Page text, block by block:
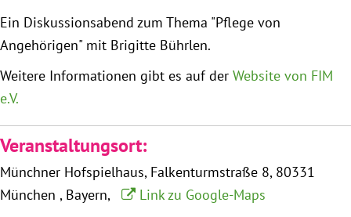
Besuch in Berlin
Praktikum
Bayern
München
Ein Diskussionsabend zum Thema "Pflege von
Angehörigen" mit Brigitte Bührlen.
Weitere Informationen gibt es auf der Website von FIM
e.V.
Veranstaltungsort:
Münchner Hofspielhaus Falkenturmstraße 8 80331
München
Bayern Link zu Google-Maps